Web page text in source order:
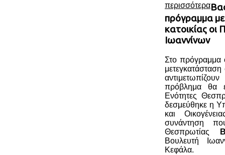
περισσότερα
πρόγραμμα
κατοικίας οι
Ιωαννίνων
Στο πρόγραμμα
πρόβλημα θα
Ενότητες
δεσμεύθηκε η
και
συνάντηση
Θεσπρωτίας
Βουλευτή
Κεφάλα.